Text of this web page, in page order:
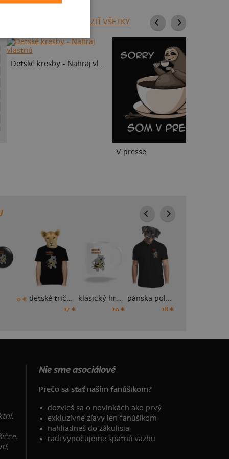
ZOBRAZIŤ VŠETKY
Detské kresby - Nahraj vlastnú
V presse
0 € detské tričko
17 €
klasický hrnček
10 €
pánska polokošeľa
18 €
Nie sme asociálové
Prečo sa stať naším fanúšikom?
dozvieš sa o novinkách ako prvý
exkluzívne zľavy len fanúšikom
nahliadneš do zákulisia
radi vypočujeme spätnú väzbu